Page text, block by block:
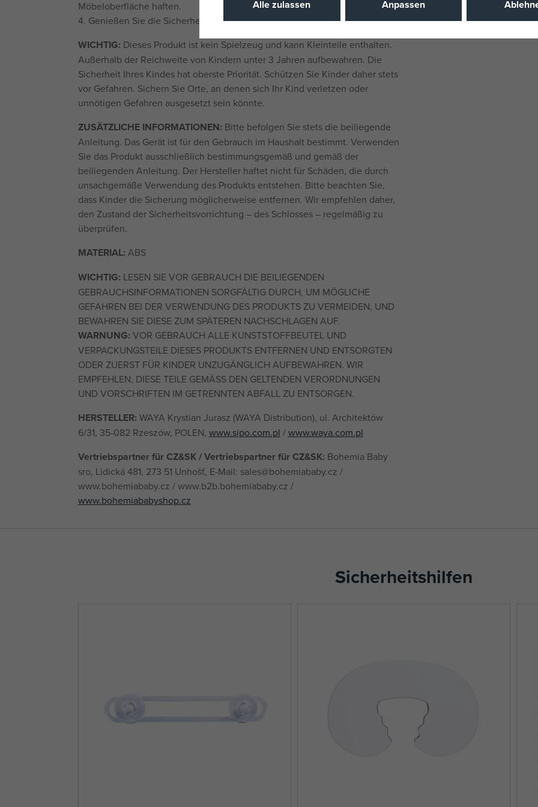
Möbeloberfläche haften.
4. Genießen Sie die Sicherheit Ihres Kindes!
WICHTIG: Dieses Produkt ist kein Spielzeug und kann Kleinteile enthalten.
Außerhalb der Reichweite von Kindern unter 3 Jahren aufbewahren. Die
Sicherheit Ihres Kindes hat oberste Priorität. Schützen Sie Kinder daher stets
vor Gefahren. Sichern Sie Orte, an denen sich Ihr Kind verletzen oder
unnötigen Gefahren ausgesetzt sein könnte.
ZUSÄTZLICHE INFORMATIONEN: Bitte befolgen Sie stets die beiliegende
Anleitung. Das Gerät ist für den Gebrauch im Haushalt bestimmt. Verwenden
Sie das Produkt ausschließlich bestimmungsgemäß und gemäß der
beiliegenden Anleitung. Der Hersteller haftet nicht für Schäden, die durch
unsachgemäße Verwendung des Produkts entstehen. Bitte beachten Sie,
dass Kinder die Sicherung möglicherweise entfernen. Wir empfehlen daher,
den Zustand der Sicherheitsvorrichtung – des Schlosses – regelmäßig zu
überprüfen.
MATERIAL: ABS
WICHTIG: LESEN SIE VOR GEBRAUCH DIE BEILIEGENDEN
GEBRAUCHSINFORMATIONEN SORGFÄLTIG DURCH, UM MÖGLICHE
GEFAHREN BEI DER VERWENDUNG DES PRODUKTS ZU VERMEIDEN, UND
BEWAHREN SIE DIESE ZUM SPÄTEREN NACHSCHLAGEN AUF.
WARNUNG: VOR GEBRAUCH ALLE KUNSTSTOFFBEUTEL UND
VERPACKUNGSTEILE DIESES PRODUKTS ENTFERNEN UND ENTSORGTEN
ODER ZUERST FÜR KINDER UNZUGÄNGLICH AUFBEWAHREN. WIR
EMPFEHLEN, DIESE TEILE GEMÄSS DEN GELTENDEN VERORDNUNGEN
UND VORSCHRIFTEN IM GETRENNTEN ABFALL ZU ENTSORGEN.
HERSTELLER: WAYA Krystian Jurasz (WAYA Distribution), ul. Architektów
6/31, 35-082 Rzeszów, POLEN, www.sipo.com.pl /www.waya.com.pl
Vertriebspartner für CZ&SK / Vertriebspartner für CZ&SK: Bohemia Baby
sro, Lidická 481, 273 51 Unhošť, E-Mail: sales@bohemiababy.cz /
www.bohemiababy.cz / www.b2b.bohemiababy.cz /
www.bohemiababyshop.cz
Sicherheitshilfen
Alle zulassen Anpassen